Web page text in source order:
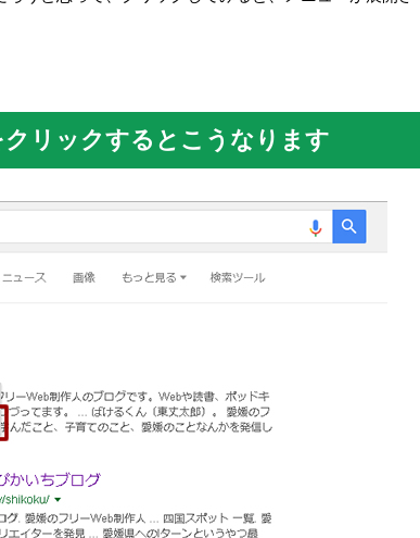
リックするとこうなります